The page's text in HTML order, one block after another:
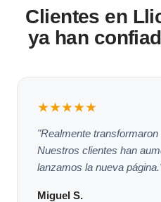
Clientes en
ya han
★★★★★
"Realmente
Nuestros clientes han
lanzamos la nueva
Miguel S.